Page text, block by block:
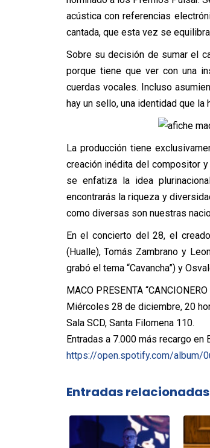
acústica con referencias
cantada, que esta vez se
Sobre su decisión de sumar el
porque tiene que ver con una
cuerdas vocales. Incluso
hay un sello, una identidad que la
La producción tiene
creación inédita del compositor
se enfatiza la idea
encontrarás la riqueza y
como diversas son nuestras
En el concierto del 28, el
(Hualle), Tomás Zambrano y
grabó el tema “Cavancha”) y
MACO PRESENTA
Miércoles 28 de diciembre, 20
Sala SCD, Santa Filomena 110.
Entradas a 7.000 más recargo en
https://open.spotify.com/album/
Entradas